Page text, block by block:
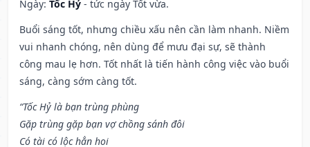
Ngày: Tốc Hỷ - tức ngày Tốt vừa.
Buổi sáng tốt, nhưng chiều xấu nên cần làm nhanh. Niềm
vui nhanh chóng, nên dùng để mưu đại sự, sẽ thành
công mau lẹ hơn. Tốt nhất là tiến hành công việc vào buổi
sáng, càng sớm càng tốt.
“Tốc Hỷ là bạn trùng phùng
Gặp trùng gặp bạn vợ chồng sánh đôi
Có tài có lộc hẳn hoi